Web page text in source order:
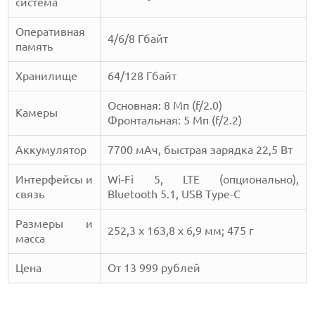
Оперативная
память
4/6/8 Гбайт
Хранилище 64/128 Гбайт
Камеры
Основная: 8 Мп (f/2.0)
Фронтальная: 5 Мп (f/2.2)
Аккумулятор 7700 мАч, быстрая зарядка 22,5 Вт
Интерфейсы и
связь
Wi-Fi 5, LTE (опционально),
Bluetooth 5.1, USB Type-C
Размеры и
масса
252,3 x 163,8 x 6,9 мм; 475 г
Цена От 13 999 рублей